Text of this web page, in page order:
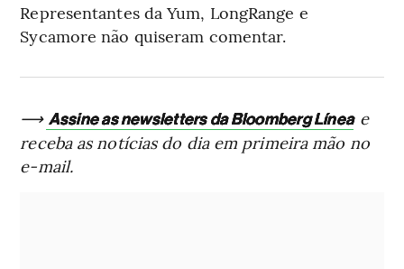
Representantes da Yum, LongRange e
Sycamore não quiseram comentar.
⟶ Assine as newsletters da Bloomberg Línea e
receba as notícias do dia em primeira mão no
e-mail.